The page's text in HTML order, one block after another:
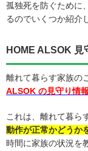
孤独死を防ぐために
るのでいくつか紹介
HOME ALSOK 見
離れて暮らす家族の
ALSOK の見守り情
これは、離れて暮ら
動作が正常かどうか
時間に家族の状況を